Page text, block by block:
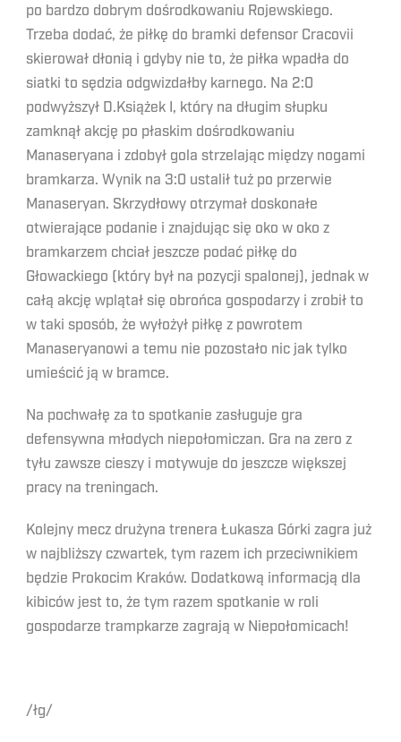
po bardzo dobrym dośrodkowaniu Rojewskiego.
Trzeba dodać, że piłkę do bramki defensor Cracovii
skierował dłonią i gdyby nie to, że piłka wpadła do
siatki to sędzia odgwizdałby karnego. Na 2:0
podwyższył D.Książek I, który na długim słupku
zamknął akcję po płaskim dośrodkowaniu
Manaseryana i zdobył gola strzelając między nogami
bramkarza. Wynik na 3:0 ustalił tuż po przerwie
Manaseryan. Skrzydłowy otrzymał doskonałe
otwierające podanie i znajdując się oko w oko z
bramkarzem chciał jeszcze podać piłkę do
Głowackiego (który był na pozycji spalonej), jednak w
całą akcję wplątał się obrońca gospodarzy i zrobił to
w taki sposób, że wyłożył piłkę z powrotem
Manaseryanowi a temu nie pozostało nic jak tylko
umieścić ją w bramce.
Na pochwałę za to spotkanie zasługuje gra
defensywna młodych niepołomiczan. Gra na zero z
tyłu zawsze cieszy i motywuje do jeszcze większej
pracy na treningach.
Kolejny mecz drużyna trenera Łukasza Górki zagra już
w najbliższy czwartek, tym razem ich przeciwnikiem
będzie Prokocim Kraków. Dodatkową informacją dla
kibiców jest to, że tym razem spotkanie w roli
gospodarze trampkarze zagrają w Niepołomicach!
/łg/